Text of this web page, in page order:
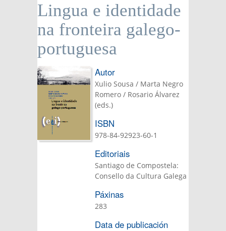
Lingua e identidade
na fronteira galego-
portuguesa
Autor
Xulio Sousa / Marta Negro
Romero / Rosario Álvarez
(eds.)
ISBN
978-84-92923-60-1
Editoriais
Santiago de Compostela:
Consello da Cultura Galega
Páxinas
283
Data de publicación